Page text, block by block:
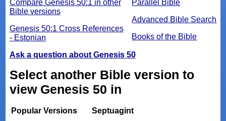
Parallel Bible
Advanced Bible Search
Books of the Bible
Compare Genesis 50:1 in other
Bible versions
Genesis 50:1 Cross References
- Estonian
Ask a question about Genesis 50
Select another Bible version to
view Genesis 50 in
Popular Versions
Septuagint